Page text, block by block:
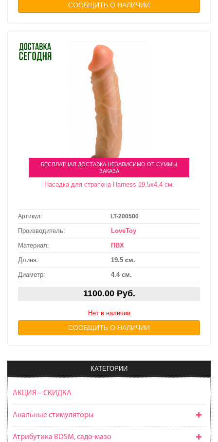
СООБЩИТЬ О НАЛИЧИИ
БЕСПЛАТНАЯ ДОСТАВКА НЕЗАВИСИМО ОТ СУММЫ
ЗАКАЗА
Насадка для страпона Harness 19,5х4,4 см.
Артикул: LT-200500
Производитель:
LoveToy
Материал:
ПВХ
Длина:
19.5 см.
Диаметр:
4.4 см.
1100.00 Руб.
Нет в наличии
СООБЩИТЬ О НАЛИЧИИ
КАТЕГОРИИ
АКЦИЯ – СКИДКА
Анальные стимуляторы
Атрибутика BDSM, садо-мазо